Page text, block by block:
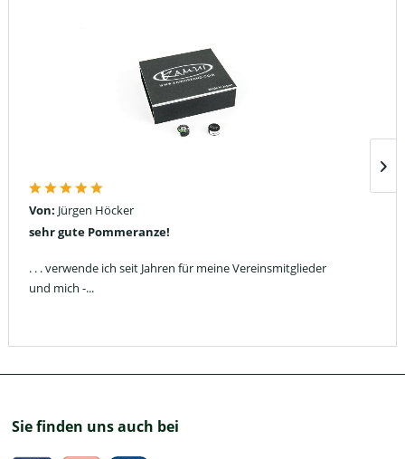
Von: Jürgen Höcker
sehr gute Pommeranze!
. . . verwende ich seit Jahren für meine Vereinsmitglieder
und mich -...
Sie finden uns auch bei